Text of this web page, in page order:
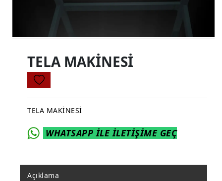
TELA MAKİNESİ
TELA MAKİNESİ
WHATSAPP İLE İLETİŞİME GEÇ
Açıklama